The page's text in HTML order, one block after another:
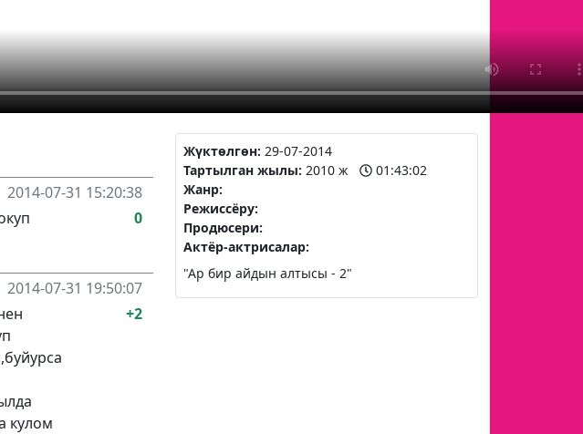
2014-07-31 15:20:38
0
2014-07-31 19:50:07
кулом
+2
Жүктөлгөн: 29-07-2014
Тартылган жылы: 2010 ж
01:43:02
Жанр:
Режиссёру:
Продюсери:
Актёр-актрисалар:
"Ар бир айдын алтысы - 2"